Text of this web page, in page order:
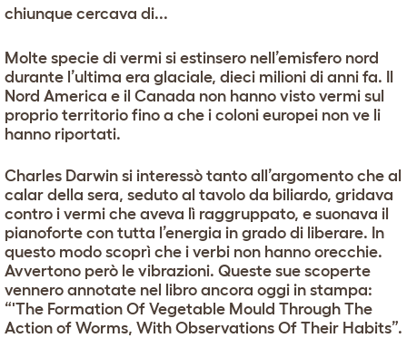
w
chiunque cercava di...
Molte specie di vermi si estinsero nell’emisfero nord
durante l’ultima era glaciale, dieci milioni di anni fa. Il
Nord America e il Canada non hanno visto vermi sul
proprio territorio fino a che i coloni europei non ve li
hanno riportati.
Charles Darwin si interessò tanto all’argomento che al
calar della sera, seduto al tavolo da biliardo, gridava
contro i vermi che aveva lì raggruppato, e suonava il
pianoforte con tutta l’energia in grado di liberare. In
questo modo scoprì che i verbi non hanno orecchie.
Avvertono però le vibrazioni. Queste sue scoperte
vennero annotate nel libro ancora oggi in stampa:
“'The Formation Of Vegetable Mould Through The
Action of Worms, With Observations Of Their Habits”.